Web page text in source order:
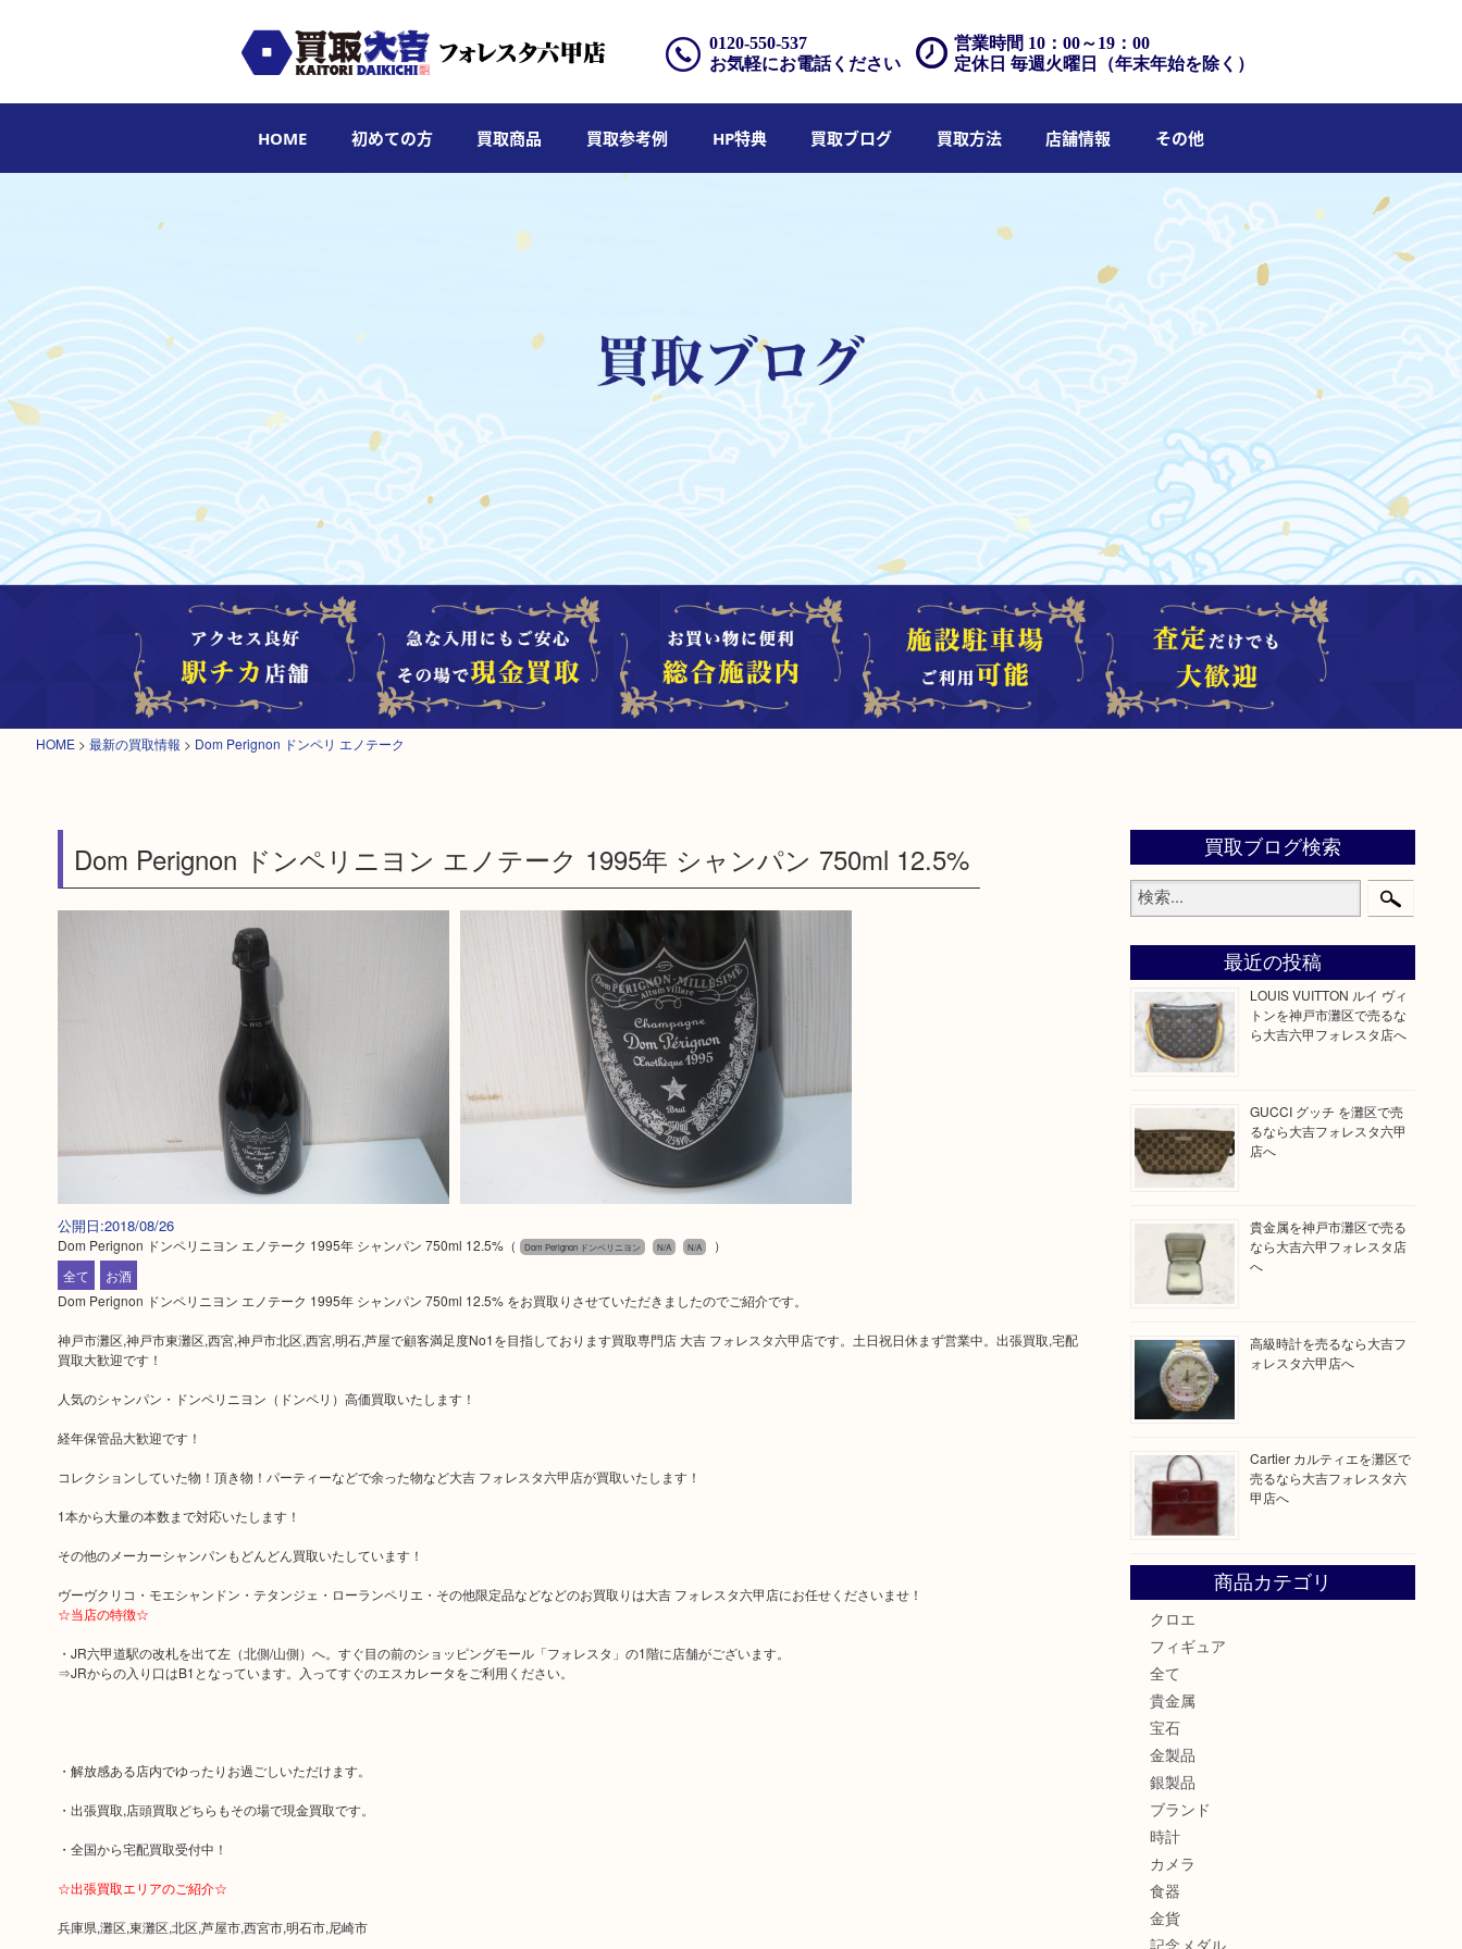
営業時間 10：00～19：00
定休日 毎週火曜日（年末年始を除く）
0120-550-537
お気軽にお電話ください
HOME 初めての方 買取商品 買取参考例 HP特典 買取ブログ 買取方法 店舗情報 その他
HOME > 最新の買取情報 > Dom Perignon ドンペリ エノテーク
Dom Perignon ドンペリニヨン エノテーク 1995年 シャンパン 750ml 12.5%
公開日:2018/08/26
Dom Perignon ドンペリニヨン エノテーク 1995年 シャンパン 750ml 12.5%（ Dom Perignon ドンペリニヨン N/A N/A
）
全て
お酒
Dom Perignon ドンペリニヨン エノテーク 1995年 シャンパン 750ml 12.5% をお買取りさせていただきましたのでご紹介です。
神戸市灘区,神戸市東灘区,西宮,神戸市北区,西宮,明石,芦屋で顧客満足度No1を目指しております買取専門店 大吉 フォレスタ六甲店です。土日祝日休まず営業中。出張買取,宅配
買取大歓迎です！
人気のシャンパン・ドンペリニヨン（ドンペリ）高価買取いたします！
経年保管品大歓迎です！
コレクションしていた物！頂き物！パーティーなどで余った物など大吉 フォレスタ六甲店が買取いたします！
1本から大量の本数まで対応いたします！
その他のメーカーシャンパンもどんどん買取いたしています！
ヴーヴクリコ・モエシャンドン・テタンジェ・ローランペリエ・その他限定品などなどのお買取りは大吉 フォレスタ六甲店にお任せくださいませ！
☆当店の特徴☆
・JR六甲道駅の改札を出て左（北側/山側）へ。すぐ目の前のショッピングモール「フォレスタ」の1階に店舗がございます。
⇒JRからの入り口はB1となっています。入ってすぐのエスカレータをご利用ください。
・解放感ある店内でゆったりお過ごしいただけます。
・出張買取,店頭買取どちらもその場で現金買取です。
・全国から宅配買取受付中！
☆出張買取エリアのご紹介☆
兵庫県,灘区,東灘区,北区,芦屋市,西宮市,明石市,尼崎市
買取ブログ検索
最近の投稿
LOUIS VUITTON ルイ ヴィ
トンを神戸市灘区で売るな
ら大吉六甲フォレスタ店へ
GUCCI グッチ を灘区で売
るなら大吉フォレスタ六甲
店へ
貴金属を神戸市灘区で売る
なら大吉六甲フォレスタ店
へ
高級時計を売るなら大吉フ
ォレスタ六甲店へ
Cartier カルティエを灘区で
売るなら大吉フォレスタ六
甲店へ
商品カテゴリ
クロエ
フィギュア
全て
貴金属
宝石
金製品
銀製品
ブランド
時計
カメラ
食器
金貨
記念メダル